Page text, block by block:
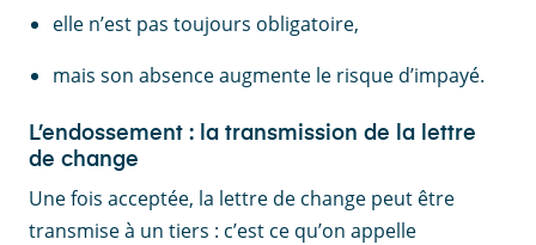
elle n’est pas toujours obligatoire,
mais son absence augmente le risque d’impayé.
L’endossement : la transmission de la lettre
de change
Une fois acceptée, la lettre de change peut être
transmise à un tiers : c’est ce qu’on appelle